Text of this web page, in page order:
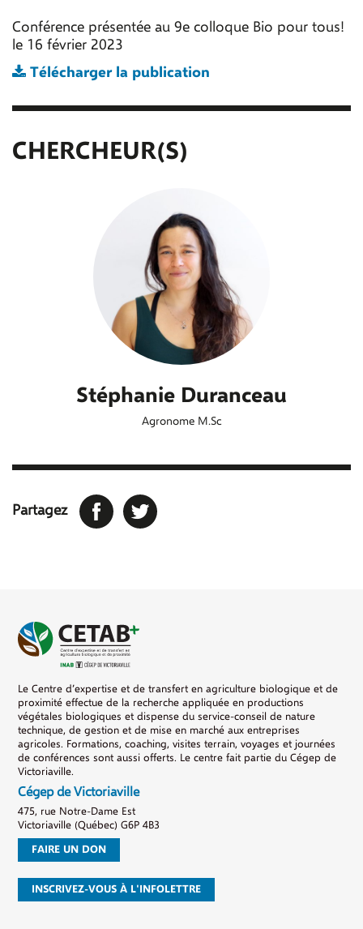
Conférence présentée au 9e colloque Bio pour tous!
le 16 février 2023
Télécharger la publication
CHERCHEUR(S)
Stéphanie Duranceau
Agronome M.Sc
Partagez Facebook
Le Centre d’expertise et de transfert en agriculture biologique et de
proximité effectue de la recherche appliquée en productions
végétales biologiques et dispense du service-conseil de nature
technique, de gestion et de mise en marché aux entreprises
agricoles. Formations, coaching, visites terrain, voyages et journées
de conférences sont aussi offerts. Le centre fait partie du Cégep de
Victoriaville.
Cégep de Victoriaville
475, rue Notre-Dame Est
Victoriaville (Québec) G6P 4B3
FAIRE UN DON
INSCRIVEZ-VOUS À L'INFOLETTRE